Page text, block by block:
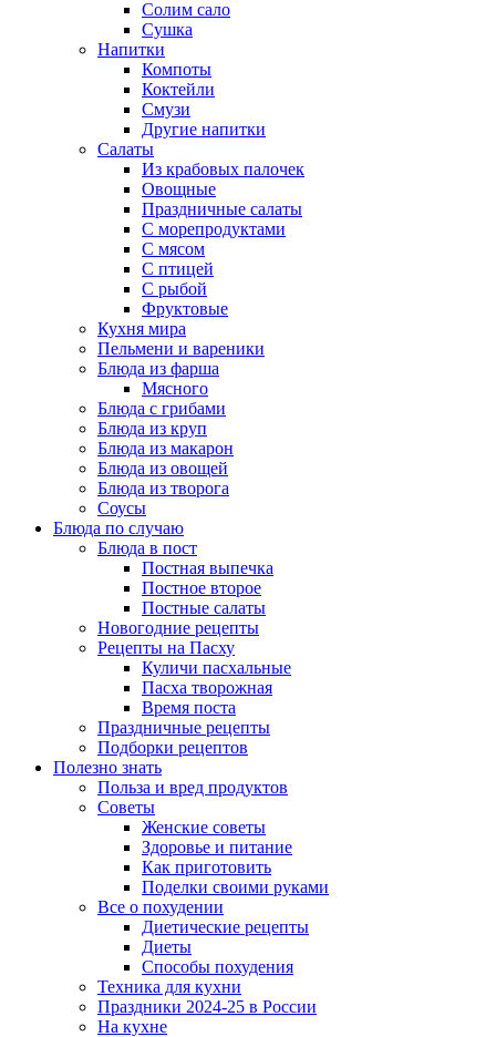
Солим сало
Сушка
Напитки
Компоты
Коктейли
Смузи
Другие напитки
Салаты
Из крабовых палочек
Овощные
Праздничные салаты
С морепродуктами
С мясом
С птицей
С рыбой
Фруктовые
Кухня мира
Пельмени и вареники
Блюда из фарша
Мясного
Блюда с грибами
Блюда из круп
Блюда из макарон
Блюда из овощей
Блюда из творога
Соусы
Блюда по случаю
Блюда в пост
Постная выпечка
Постное второе
Постные салаты
Новогодние рецепты
Рецепты на Пасху
Куличи пасхальные
Пасха творожная
Время поста
Праздничные рецепты
Подборки рецептов
Полезно знать
Польза и вред продуктов
Советы
Женские советы
Здоровье и питание
Как приготовить
Поделки своими руками
Все о похудении
Диетические рецепты
Диеты
Способы похудения
Техника для кухни
Праздники 2024-25 в России
На кухне